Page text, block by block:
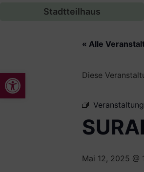
Werkzeugleiste öffnen
Stadtteilhaus
« Alle
Diese
Mai 12, 2025 @